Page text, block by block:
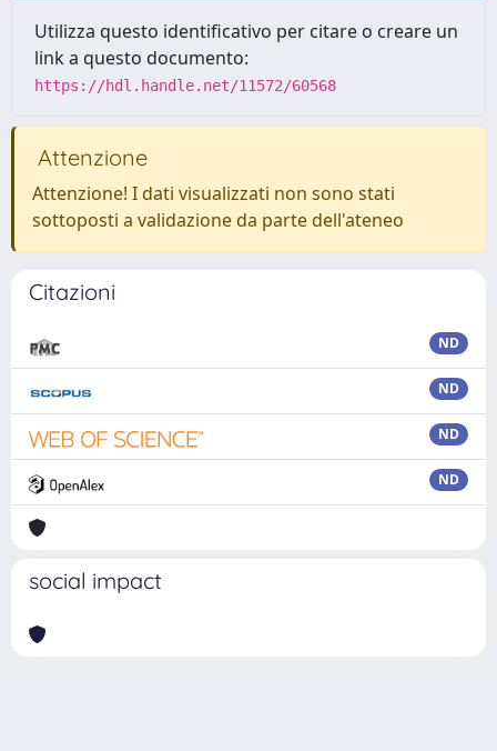
Utilizza questo identificativo per citare o creare un
link a questo documento:
https://hdl.handle.net/11572/60568
Attenzione
Attenzione! I dati visualizzati non sono stati
sottoposti a validazione da parte dell'ateneo
Citazioni
ND
ND
ND
ND
social impact